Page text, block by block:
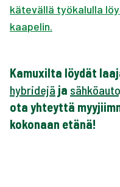
kätevällä työkalulla
kaapelin.
Kamuxilta löydät
hybridejä ja
ota yhteyttä
kokonaan etänä!